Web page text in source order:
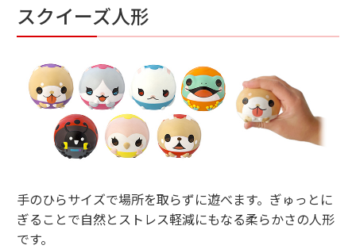
スクイーズ人形
手のひらサイズで場所を取らずに遊べます。ぎゅっとに
ぎることで自然とストレス軽減にもなる柔らかさの人形
です。